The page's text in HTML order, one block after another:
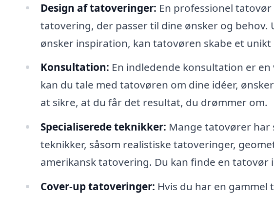
Design af tatoveringer: En professionel
tatovering, der passer til dine ønsker og behov.
ønsker inspiration, kan tatovøren skabe et unikt
Konsultation: En indledende konsultation er
kan du tale med tatovøren om dine idéer,
at sikre, at du får det resultat, du drømmer om.
Specialiserede teknikker: Mange tatovører har
teknikker, såsom realistiske tatoveringer,
amerikansk tatovering. Du kan finde en tatovør
Cover-up tatoveringer: Hvis du har en